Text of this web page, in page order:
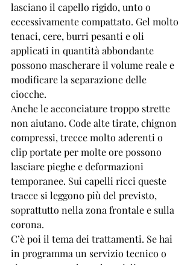
lasciano il capello rigido, unto o
eccessivamente compattato. Gel molto
tenaci, cere, burri pesanti e oli
applicati in quantità abbondante
possono mascherare il volume reale e
modificare la separazione delle
ciocche.
Anche le acconciature troppo strette
non aiutano. Code alte tirate, chignon
compressi, trecce molto aderenti o
clip portate per molte ore possono
lasciare pieghe e deformazioni
temporanee. Sui capelli ricci queste
tracce si leggono più del previsto,
soprattutto nella zona frontale e sulla
corona.
C’è poi il tema dei trattamenti. Se hai
in programma un servizio tecnico o